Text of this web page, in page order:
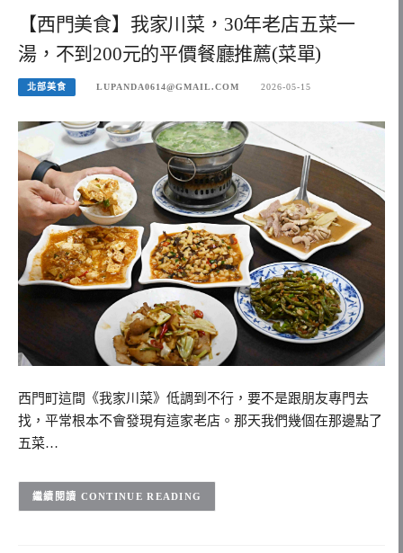
【西門美食】我家川菜，30年老店五菜一
湯，不到200元的平價餐廳推薦(菜單)
北部美食 LUPANDA0614@GMAIL.COM 2026-05-15
西門町這間《我家川菜》低調到不行，要不是跟朋友專門去
找，平常根本不會發現有這家老店。那天我們幾個在那邊點了
五菜…
CONTINUE READING